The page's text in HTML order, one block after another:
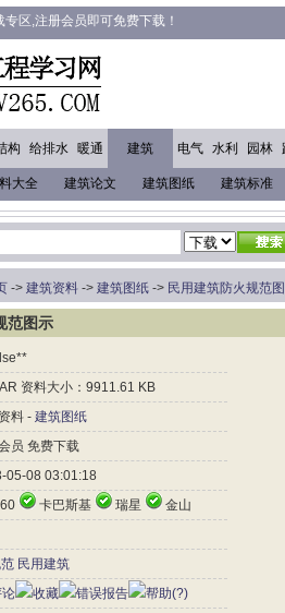
区,注册会员即可免费下载！
构 给排水 暖通 建筑 电气 水利 园林
大全 建筑论文 建筑图纸 建筑标准
-> 建筑资料 -> 建筑图纸 -> 民用建筑防火规范
范图示
资料大小：9911.61 KB
料 - 建筑图纸
员 免费下载
05-08 03:01:18
卡巴斯基 瑞星
金山
民用建筑
收藏 错误报告 帮助(?)